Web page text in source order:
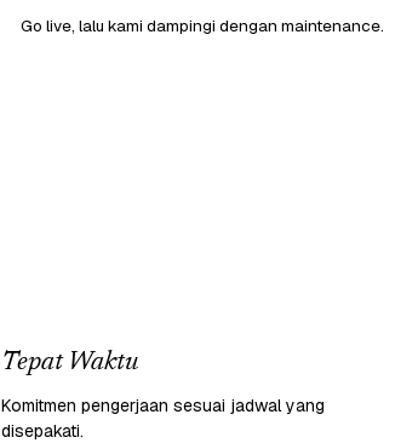
Go live, lalu kami dampingi dengan maintenance.
Tepat Waktu
Komitmen pengerjaan sesuai jadwal yang
disepakati.